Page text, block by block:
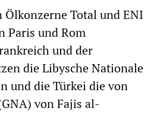
Total und ENI
Paris und Rom
und der
die Libysche Nationale
und die Türkei die von
von Fajis al-